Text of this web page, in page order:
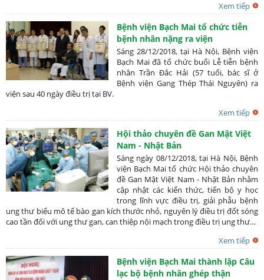
Xem tiếp
Bệnh viện Bạch Mai tổ chức tiễn
bệnh nhân nặng ra viện
Sáng 28/12/2018, tại Hà Nội, Bệnh viện
Bạch Mai đã tổ chức buổi Lễ tiễn bệnh
nhân Trần Đắc Hải (57 tuổi, bác sĩ ở
Bệnh viện Gang Thép Thái Nguyên) ra
viện sau 40 ngày điều trị tại BV.
Xem tiếp
Hội thảo chuyên đề Gan Mật Việt
Nam - Nhật Bản
Sáng ngày 08/12/2018, tại Hà Nội, Bệnh
viện Bạch Mai tổ chức Hội thảo chuyên
đề Gan Mật Việt Nam - Nhật Bản nhằm
cập nhật các kiến thức, tiến bộ y học
trong lĩnh vực điều trị, giải phẫu bệnh
ung thư biểu mô tế bào gan kích thước nhỏ, nguyên lý điều trị đốt sóng
cao tần đối với ung thư gan, can thiệp nội mạch trong điều trị ung thư…
Xem tiếp
Bệnh viện Bạch Mai thành lập Câu
lạc bộ bệnh nhân ghép thận